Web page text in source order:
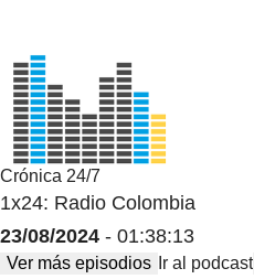
Crónica 24/7
1x24: Radio Colombia
23/08/2024 - 01:38:13
Ver más episodios Ir al podcast